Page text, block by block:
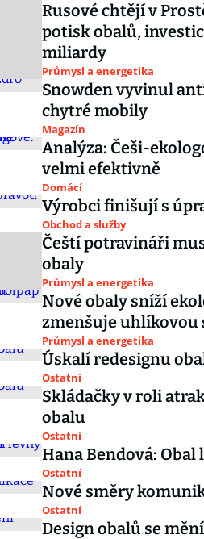
Rusové chtějí v
potisk obalů,
miliardy
Průmysl a energetika
Snowden vyvinul
chytré mobily
Magazín
Analýza: Češi-
velmi efektivně
Domácí
Výrobci finišují s
Obchod a služby
Čeští potravináři
obaly
Průmysl a energetika
Nové obaly sníží
zmenšuje uhlíkovou
Průmysl a energetika
Úskalí redesignu
Ostatní
Skládačky v roli
obalu
Ostatní
Hana Bendová:
Ostatní
Nové směry
Ostatní
Design obalů se mění